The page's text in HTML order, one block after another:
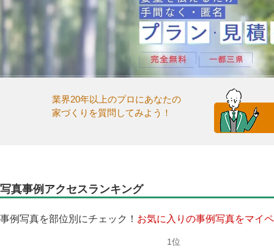
業界20年以上のプロにあなたの
家づくりを質問してみよう！
写真事例アクセスランキング
事例写真を部位別にチェック！ お気に入りの事例写真をマイ